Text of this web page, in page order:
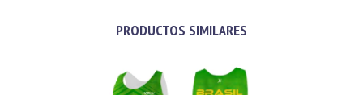
PRODUCTOS SIMILARES